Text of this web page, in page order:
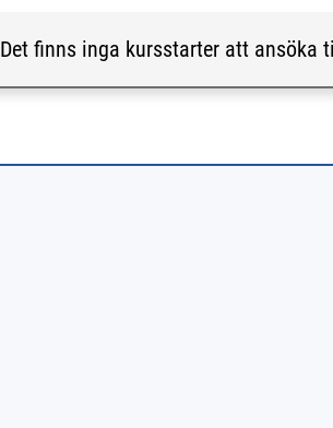
Det finns inga kursstarter att ansöka